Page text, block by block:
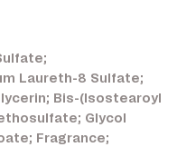
Laureth-8 Sulfate;
Bis-(Isostearoyl
Glycol
Fragrance;